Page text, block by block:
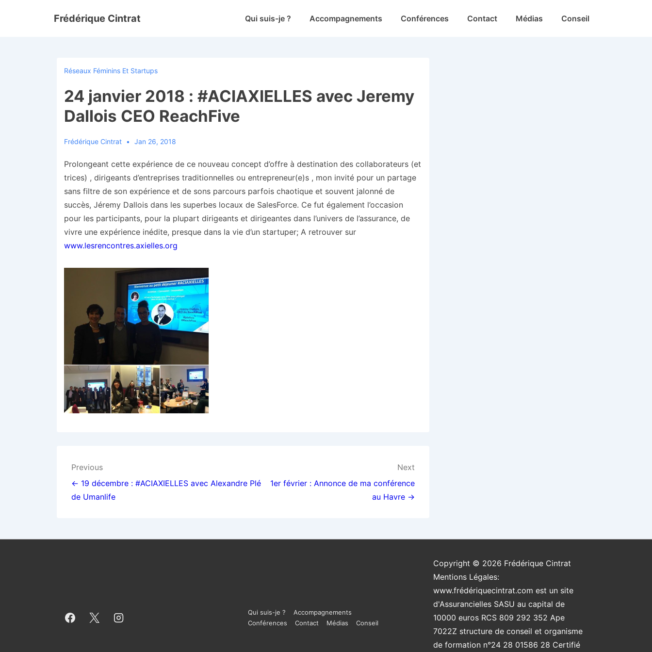
Frédérique Cintrat
MainQui suis-je ? Accompagnements Conférences Contact Médias Conseil
Réseaux Féminins Et Startups
24 janvier 2018 : #ACIAXIELLES avec Jeremy
Dallois CEO ReachFive
Frédérique Cintrat Jan 26, 2018
Prolongeant cette expérience de ce nouveau concept d’offre à destination des collaborateurs (et
trices) , dirigeants d’entreprises traditionnelles ou entrepreneur(e)s , mon invité pour un partage
sans filtre de son expérience et de sons parcours parfois chaotique et souvent jalonné de
succès, Jéremy Dallois dans les superbes locaux de SalesForce. Ce fut également l’occasion
pour les participants, pour la plupart dirigeants et dirigeantes dans l’univers de l’assurance, de
vivre une expérience inédite, presque dans la vie d’un startuper; A retrouver sur
www.lesrencontres.axielles.org
Navigation
de
l’article
Previous
← 19 décembre : #ACIAXIELLES avec Alexandre Plé
de Umanlife
Next
1er février : Annonce de ma conférence
au Havre →
Menu
Qui suis-je ?
Accompagnements
Conférences
Contact Médias Conseil
Copyright © 2026 Frédérique Cintrat
Mentions Légales:
www.frédériquecintrat.com est un site
d'Assurancielles SASU au capital de
10000 euros RCS 809 292 352 Ape
7022Z structure de conseil et organisme
de formation n°24 28 01586 28 Certifié